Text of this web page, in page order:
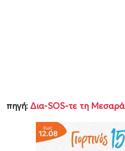
πηγή: Δια-SOS-τε τη Μεσαρά